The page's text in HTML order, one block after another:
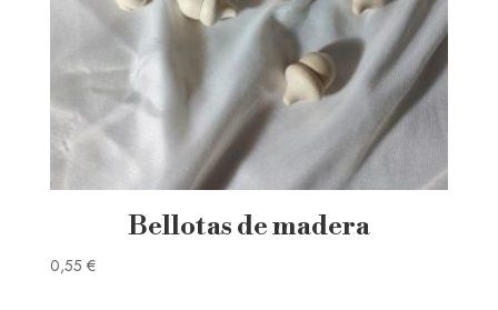
Bellotas de madera
0,55 €